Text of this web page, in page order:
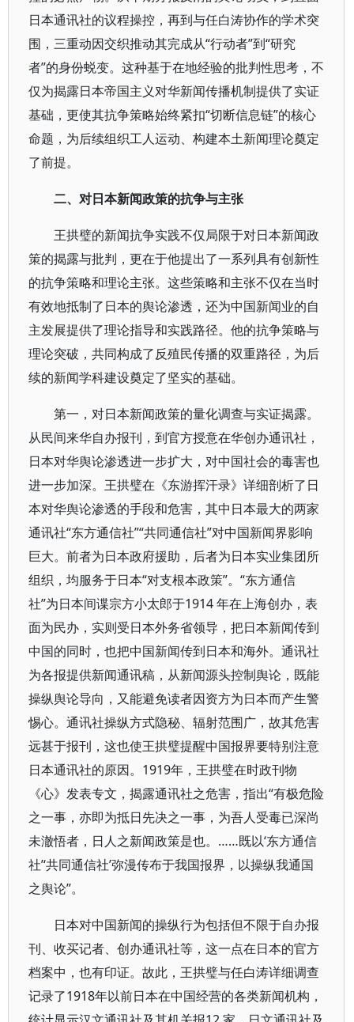
日本通讯社的议程操控，再到与任白涛协作的学术突
围，三重动因交织推动其完成从“行动者”到“研究
者”的身份蜕变。这种基于在地经验的批判性思考，不
仅为揭露日本帝国主义对华新闻传播机制提供了实证
基础，更使其抗争策略始终紧扣“切断信息链”的核心
命题，为后续组织工人运动、构建本土新闻理论奠定
了前提。
二、对日本新闻政策的抗争与主张
王拱璧的新闻抗争实践不仅局限于对日本新闻政
策的揭露与批判，更在于他提出了一系列具有创新性
的抗争策略和理论主张。这些策略和主张不仅在当时
有效地抵制了日本的舆论渗透，还为中国新闻业的自
主发展提供了理论指导和实践路径。他的抗争策略与
理论突破，共同构成了反殖民传播的双重路径，为后
续的新闻学科建设奠定了坚实的基础。
第一，对日本新闻政策的量化调查与实证揭露。
从民间来华自办报刊，到官方授意在华创办通讯社，
日本对华舆论渗透进一步扩大，对中国社会的毒害也
进一步加深。王拱璧在《东游挥汗录》详细剖析了日
本对华舆论渗透的手段和危害，其中日本最大的两家
通讯社“东方通信社”“共同通信社”对中国新闻界影响
巨大。前者为日本政府援助，后者为日本实业集团所
组织，均服务于日本“对支根本政策”。“东方通信
社”为日本间谍宗方小太郎于1914 年在上海创办，表
面为民办，实则受日本外务省领导，把日本新闻传到
中国的同时，也把中国新闻传到日本和海外。通讯社
为各报提供新闻通讯稿，从新闻源头控制舆论，既能
操纵舆论导向，又能避免读者因资方为日本而产生警
惕心。通讯社操纵方式隐秘、辐射范围广，故其危害
远甚于报刊，这也使王拱璧提醒中国报界要特别注意
日本通讯社的原因。1919年，王拱璧在时政刊物
《心》发表专文，揭露通讯社之危害，指出“有极危险
之一事，亦即为抵日先决之一事，为吾人受毒已深尚
未澈悟者，日人之新闻政策是也。……既以‘东方通信
社’‘共同通信社’弥漫传布于我国报界，以操纵我通国
之舆论”。
日本对中国新闻的操纵行为包括但不限于自办报
刊、收买记者、创办通讯社等，这一点在日本的官方
档案中，也有印证。故此，王拱璧与任白涛详细调查
记录了1918年以前日本在中国经营的各类新闻机构，